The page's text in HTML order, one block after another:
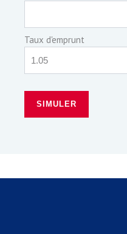
Taux d'emprunt
SIMULER